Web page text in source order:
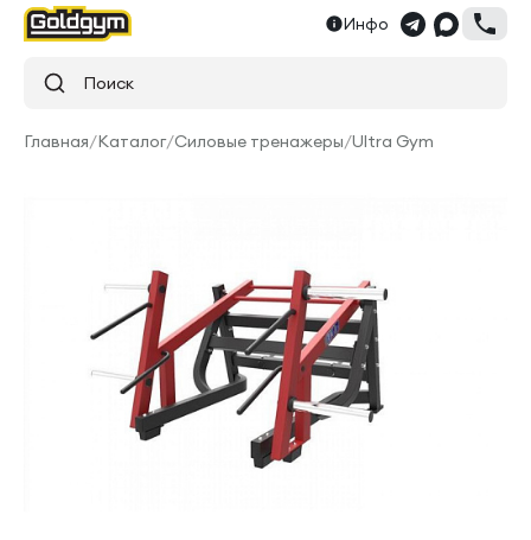
Инфо
Поиск
Главная/Каталог/Силовые тренажеры/Ultra Gym